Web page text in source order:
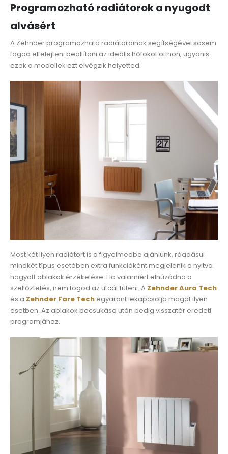
Programozható radiátorok a nyugodt
alvásért
A Zehnder programozható radiátorainak segítségével sosem
fogod elfelejteni beállítani az ideális hőfokot otthon, ugyanis
ezek a modellek ezt elvégzik helyetted.
Most két ilyen radiátort is a figyelmedbe ajánlunk, ráadásul
mindkét típus esetében extra funkcióként megjelenik a nyitva
hagyott ablakok érzékelése. Ha valamiért elhúzódna a
szellőztetés, nem fogod az utcát fűteni. A Zehnder Aura Tech
és a Zehnder Fare Tech egyaránt lekapcsolja magát ilyen
esetben. Az ablakok becsukása után pedig visszatér eredeti
programjához.